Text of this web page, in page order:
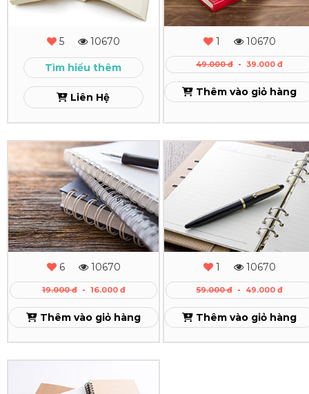
Dán
Xem
5 10670
Tìm hiểu thêm
Liên Hệ
Da
Gáy
Xem
1 10670
49.000 đ - 39.000 đ
Thêm vào giỏ hàng
In
Sổ
Tay
Gáy
Xo
Theo
Cầu
Xem
6 10670
19.000 đ - 16.000 đ
Thêm vào giỏ hàng
In
Sổ
Gáy
Còng
Cao
Cấp
Xem
1 10670
59.000 đ - 49.000 đ
Thêm vào giỏ hàng